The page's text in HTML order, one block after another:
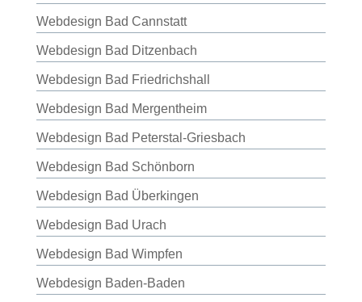
Webdesign Bad Cannstatt
Webdesign Bad Ditzenbach
Webdesign Bad Friedrichshall
Webdesign Bad Mergentheim
Webdesign Bad Peterstal-Griesbach
Webdesign Bad Schönborn
Webdesign Bad Überkingen
Webdesign Bad Urach
Webdesign Bad Wimpfen
Webdesign Baden-Baden